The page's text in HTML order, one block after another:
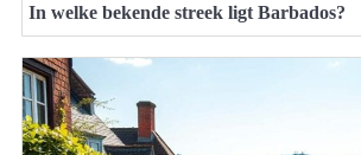
In welke bekende streek ligt Barbados?